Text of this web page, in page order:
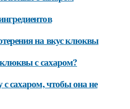
на вкус клюквы
с сахаром?
сахаром, чтобы она не